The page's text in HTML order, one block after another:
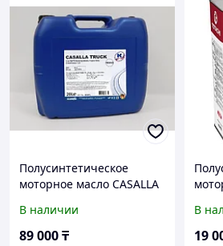
Полусинтетическое
моторное масло CASALLA
Kuttenkeuler
В наличии
89 000₸
В
19